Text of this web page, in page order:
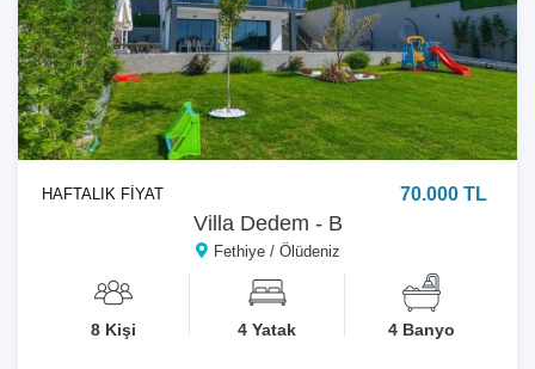
Villa Dedem - B
Fethiye / Ölüdeniz
HAFTALIK FİYAT 70.000 TL
8 Kişi 4 Yatak 4 Banyo